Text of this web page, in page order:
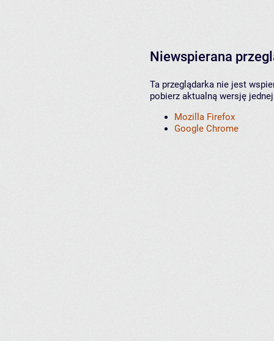
Niewspierana
Ta przeglądarka nie jest
pobierz aktualną wersję
Mozilla Firefox
Google Chrome